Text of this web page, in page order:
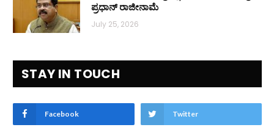
ಪ್ರಧಾನ್ ರಾಜೀನಾಮೆ
July 25, 2026
STAY IN TOUCH
Facebook Twitter